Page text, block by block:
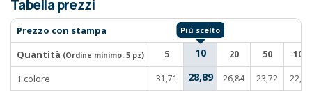
Tabella prezzi
Prezzo con stampa
Quantità (Ordine minimo: 5 pz) 5 10 20 50 100
1 colore 31,71 28,89 26,84 23,72 22,59